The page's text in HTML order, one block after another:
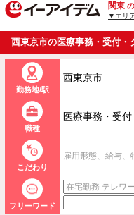
関東
▼エリ
西東京市の医療事務・受付・
の
勤務地/駅
西東京市
職種
医療事務・受
こだわり
雇用形態、給与、
フリーワード